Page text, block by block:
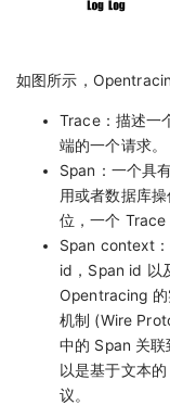
如图所示，
Trace：描述一
端的一个请求。
Span：一个具
用或者数据库
位，一个 Trace
Span context
id，Span id 以
Opentracing
机制 (Wire
中的 Span 关
以是基于文本
议。